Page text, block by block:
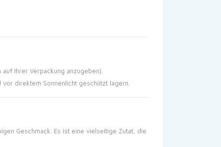
Ihrer Verpackung anzugeben).
vor direktem Sonnenlicht geschützt lagern.
Geschmack. Es ist eine vielseitige Zutat, die